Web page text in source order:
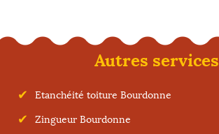
Autres services
Etanchéité toiture Bourdonne
Zingueur Bourdonne